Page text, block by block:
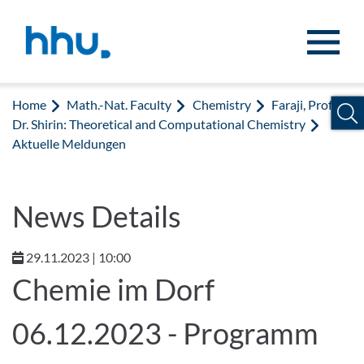
Home Math.-Nat. Faculty Chemistry
Faraji, Prof.
Dr. Shirin: Theoretical and Computational Chemistry
Aktuelle Meldungen
News Details
29.11.2023 | 10:00
Chemie im Dorf
06.12.2023 - Programm